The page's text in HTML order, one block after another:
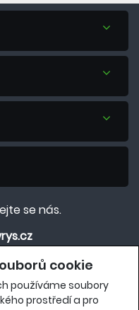
cookie
používáme soubory
prostředí a pro
se nás.
913